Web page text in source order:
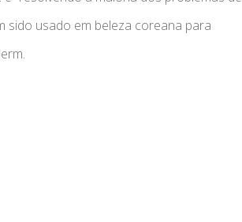
sido usado em beleza coreana para